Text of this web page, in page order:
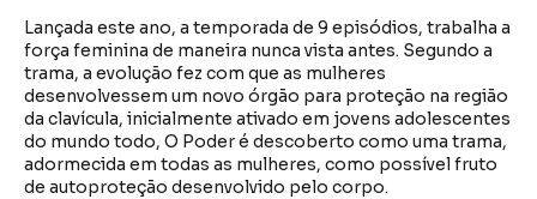
Lançada este ano, a temporada de 9 episódios, trabalha a
força feminina de maneira nunca vista antes. Segundo a
trama, a evolução fez com que as mulheres
desenvolvessem um novo órgão para proteção na região
da clavícula, inicialmente ativado em jovens adolescentes
do mundo todo, O Poder é descoberto como uma trama,
adormecida em todas as mulheres, como possível fruto
de autoproteção desenvolvido pelo corpo.